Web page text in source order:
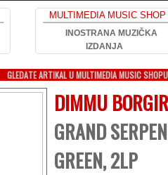
MULTIMEDIA MUSIC SHOP
INOSTRANA MUZIČKA
IZDANJA
GLEDATE ARTIKAL U MULTIMEDIA MUSIC SHOPU
DIMMU BORGIR
GRAND
GREEN, 2LP